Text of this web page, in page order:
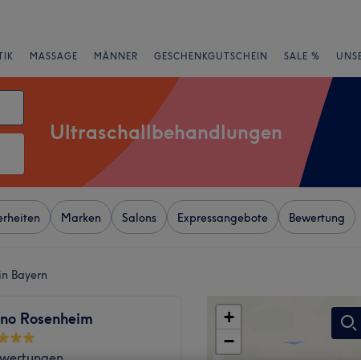
MASSAGE MÄNNER GESCHENKGUTSCHEIN SALE %
Ultraschallbehandlungen
Marken Salons Expressangebote Bewertung
Bayern
Rosenheim
+
−